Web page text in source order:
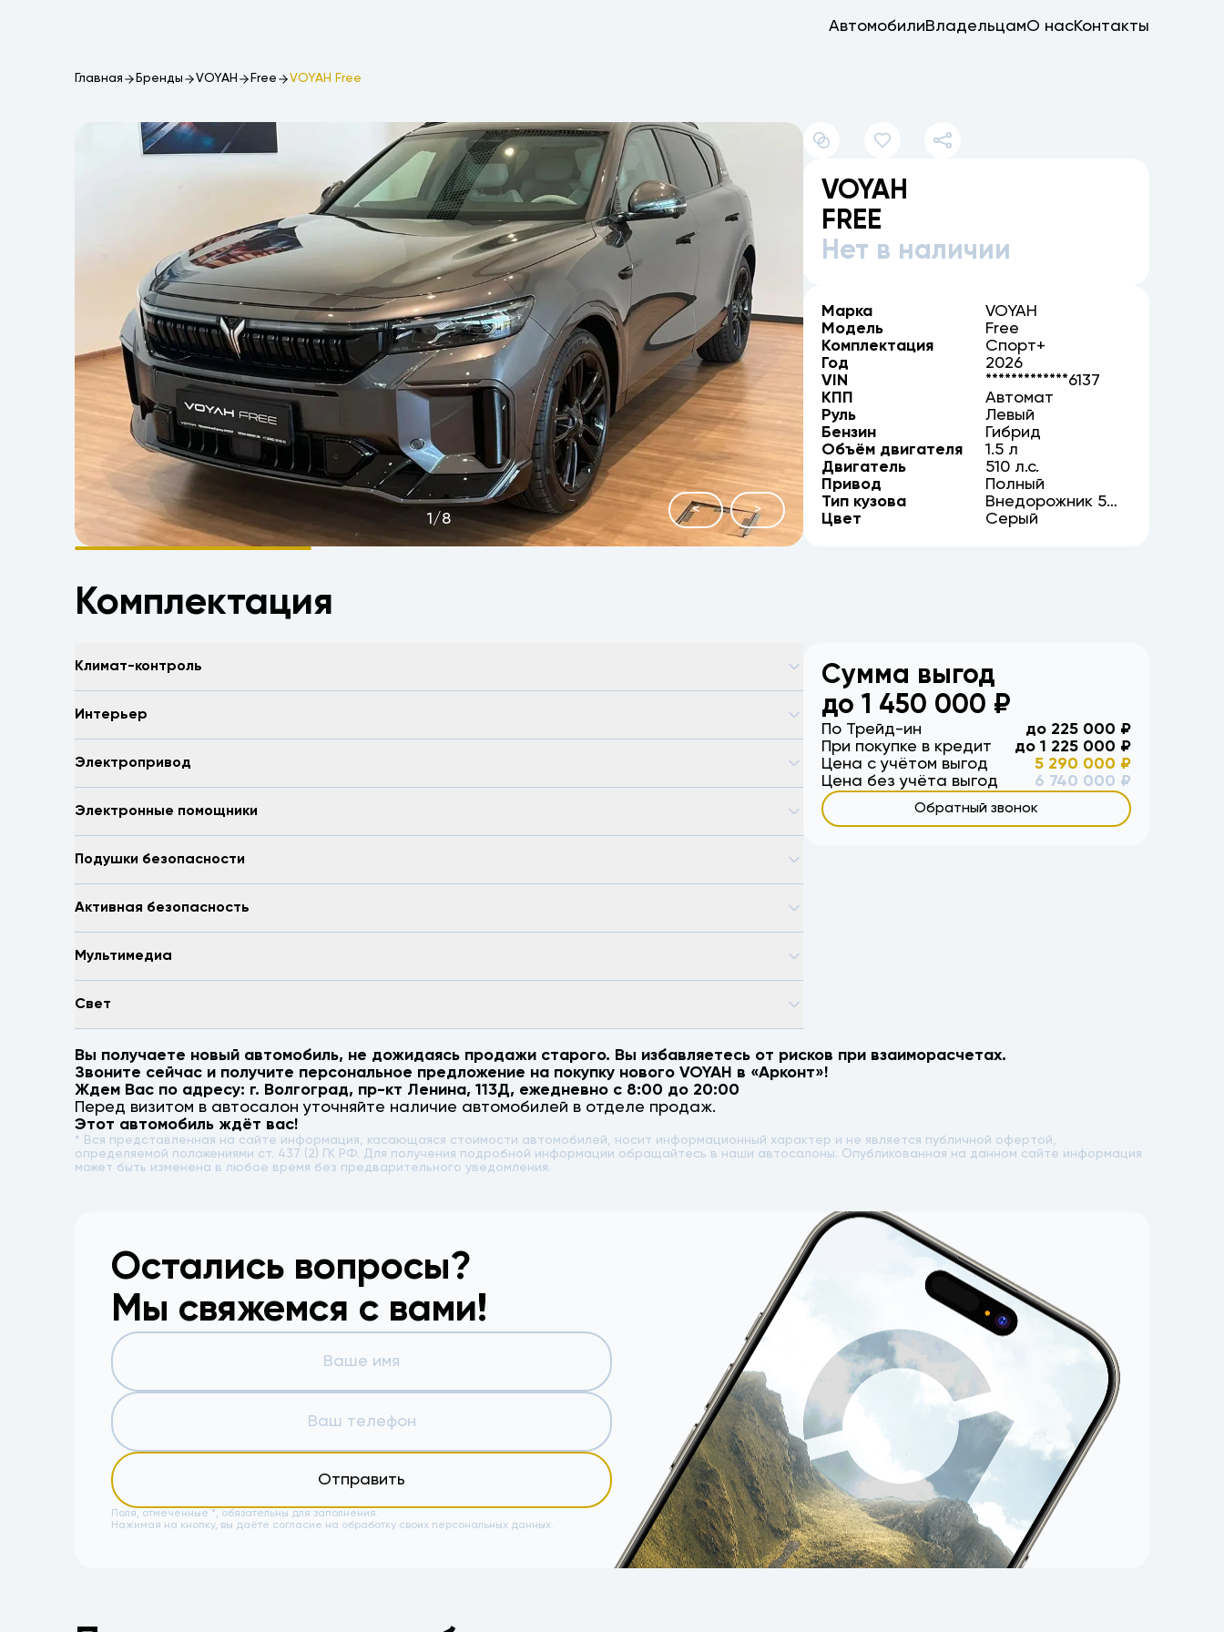
АвтомобилиВладельцамО насКонтакты
Главная Бренды VOYAH Free VOYAH Free
< >
1 /8
VOYAH
FREE
Нет в наличии
Марка
VOYAH
Модель
Free
Комплектация
Спорт+
Год
2026
VIN
*************6137
КПП
Автомат
Руль
Левый
Бензин
Гибрид
Объём двигателя
1.5 л
Двигатель
510 л.с.
Привод
Полный
Тип кузова
Внедорожник 5
дв.
Цвет Серый
Комплектация
Климат-контроль
Интерьер
Электропривод
Электронные помощники
Подушки безопасности
Активная безопасность
Мультимедиа
Свет
Сумма выгод
до1 450 000 ₽
По Трейд-ин до 225 000 ₽
При покупке в кредит
до 1 225 000 ₽
Цена с учётом выгод
5 290 000 ₽
Цена без учёта выгод
6 740 000 ₽
Обратный звонок
Вы получаете новый автомобиль, не дожидаясь продажи старого. Вы избавляетесь от рисков при взаиморасчетах.
Звоните сейчас и получите персональное предложение на покупку нового VOYAH в «Арконт»!
Ждем Вас по адресу: г. Волгоград, пр-кт Ленина, 113Д, ежедневно с 8:00 до 20:00
Перед визитом в автосалон уточняйте наличие автомобилей в отделе продаж.
Этот автомобиль ждёт вас!
* Вся представленная на сайте информация, касающаяся стоимости автомобилей, носит информационный характер и не является публичной офертой,
определяемой положениями ст. 437 (2) ГК РФ. Для получения подробной информации обращайтесь в наши автосалоны. Опубликованная на данном сайте информация
может быть изменена в любое время без предварительного уведомления.
Остались вопросы?
Мы свяжемся с вами!
Отправить
Поля, отмеченные *, обязательны для заполнения.
Нажимая на кнопку, вы даёте согласие на обработку своих персональных данных.